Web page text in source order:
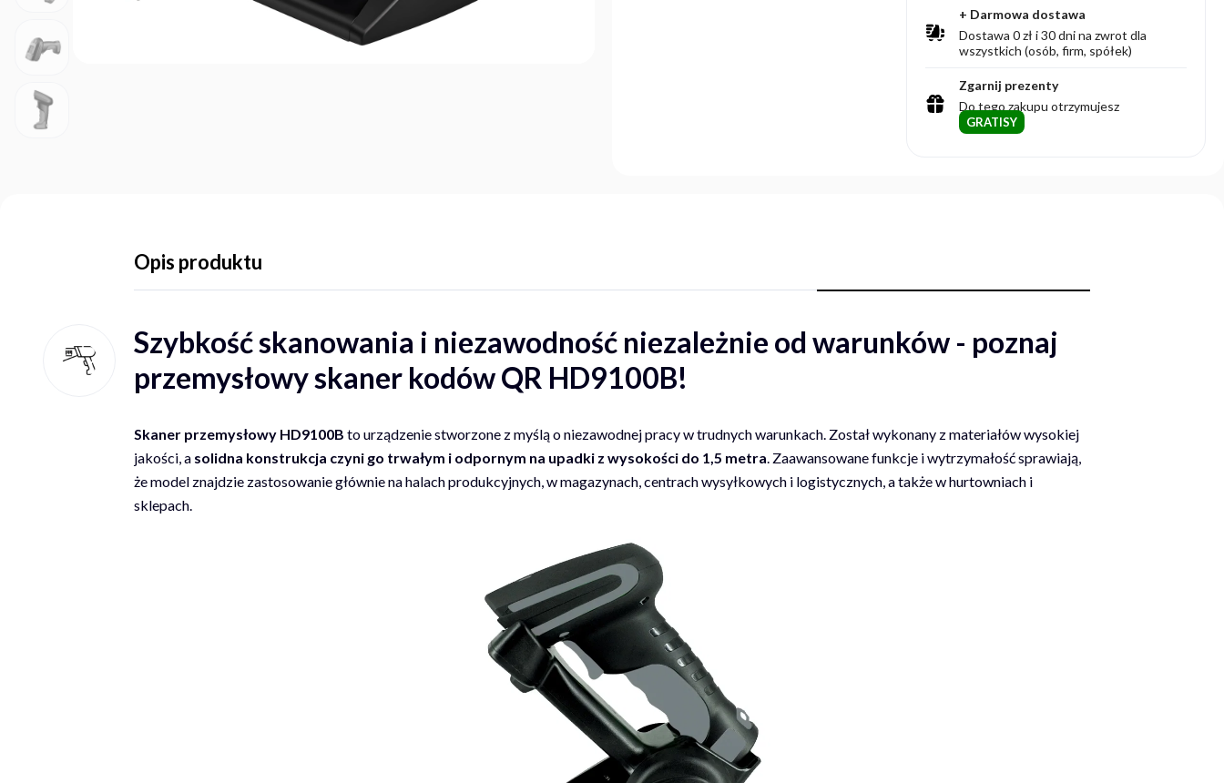
+ Darmowa dostawa
Dostawa 0 zł i 30 dni na zwrot dla
wszystkich (osób, firm, spółek)
Zgarnij prezenty
Do tego zakupu otrzymujesz
GRATISY
Opis produktu
Szybkość skanowania i niezawodność niezależnie od warunków - poznaj
przemysłowy skaner kodów QR HD9100B!
Skaner przemysłowy HD9100B to urządzenie stworzone z myślą o niezawodnej pracy w trudnych warunkach. Został wykonany z materiałów wysokiej
jakości, a solidna konstrukcja czyni go trwałym i odpornym na upadki z wysokości do 1,5 metra. Zaawansowane funkcje i wytrzymałość sprawiają,
że model znajdzie zastosowanie głównie na halach produkcyjnych, w magazynach, centrach wysyłkowych i logistycznych, a także w hurtowniach i
sklepach.